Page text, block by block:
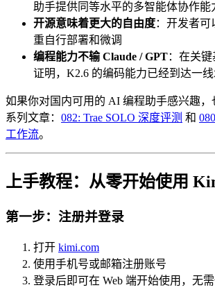
助手提供同等水平的多智能体协作能
开源意味着更大的自由度：开发者可
重自行部署和微调
编程能力不输 Claude / GPT：在关
证明，K2.6 的编码能力已经到达一
如果你对国内可用的 AI 编程助手感兴趣，
系列文章： 082: Trae SOLO 深度评测 和
工作流。
上手教程：从零开始使用
第一步：注册并登录
打开 kimi.com
使用手机号或邮箱注册账号
登录后即可在 Web 端开始使用，无